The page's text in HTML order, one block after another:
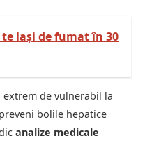
te lași de fumat în 30
de vulnerabil la
bolile hepatice
analize medicale